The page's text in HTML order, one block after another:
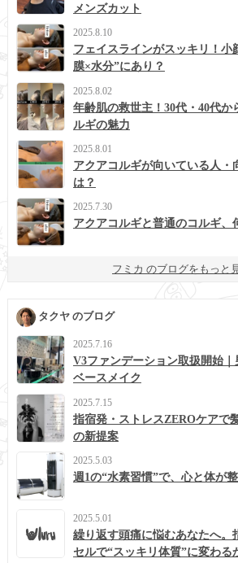
メンズカット
2025.8.10
フェイスラインがスッキリ！小
膜×水分”にあり？
2025.8.02
年齢肌の救世主！30代・40代か
ルギの魅力
2025.8.01
アクアコルギが向いている人・
は？
2025.7.30
アクアコルギと普通のコルギ、
フミカ のブログをもっと
タクヤ のブログ
2025.7.16
V3ファンデーション取扱開始
ベースメイク
2025.7.15
指宿発・ストレスZEROケアで
の新提案
2025.5.03
週1の“水素習慣”で、心と体が整
2025.5.01
繰り返す頭痛に悩むあなたへ
セルで“スッキリ体質”に変わる